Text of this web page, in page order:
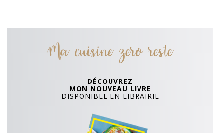
Ma cuisine zero reste
DÉCOUVREZ
MON NOUVEAU LIVRE
DISPONIBLE EN LIBRAIRIE